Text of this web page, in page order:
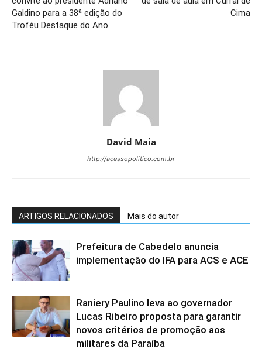
Galdino para a 38ª edição do
Troféu Destaque do Ano
Cima
David Maia
http://acessopolitico.com.br
ARTIGOS RELACIONADOS Mais do autor
Prefeitura de Cabedelo anuncia
implementação do IFA para ACS e ACE
Raniery Paulino leva ao governador
Lucas Ribeiro proposta para garantir
novos critérios de promoção aos
militares da Paraíba